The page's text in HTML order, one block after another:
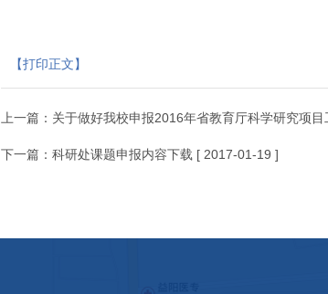
【打印正文】
上一篇： 关于做好我校申报2016年省教育厅科学研究项目
下一篇： 科研处课题申报内容下载 [ 2017-01-19 ]